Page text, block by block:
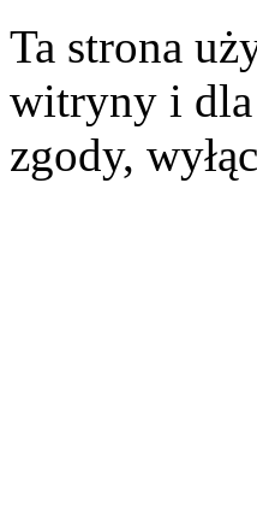
Ta strona
witryny i dla
zgody,